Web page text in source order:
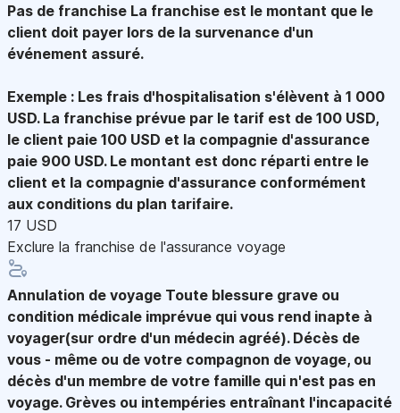
Pas de franchise La franchise est le montant que le
client doit payer lors de la survenance d'un
événement assuré.
Exemple : Les frais d'hospitalisation s'élèvent à 1 000
USD. La franchise prévue par le tarif est de 100 USD,
le client paie 100 USD et la compagnie d'assurance
paie 900 USD. Le montant est donc réparti entre le
client et la compagnie d'assurance conformément
aux conditions du plan tarifaire.
17 USD
Exclure la franchise de l'assurance voyage
Annulation de voyage Toute blessure grave ou
condition médicale imprévue qui vous rend inapte à
voyager(sur ordre d'un médecin agréé). Décès de
vous - même ou de votre compagnon de voyage, ou
décès d'un membre de votre famille qui n'est pas en
voyage. Grèves ou intempéries entraînant l'incapacité